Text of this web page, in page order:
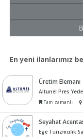
En yeni ilanlarımız
Üretim Elemanı
Altunel Pres
Tam zamanlı
Seyahat
Ege Turizmcilik